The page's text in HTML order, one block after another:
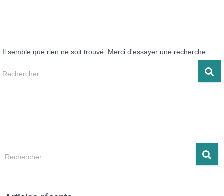
Il semble que rien ne soit trouvé. Merci d'essayer une recherche.
Rechercher :
Rechercher…
R
Rechercher…